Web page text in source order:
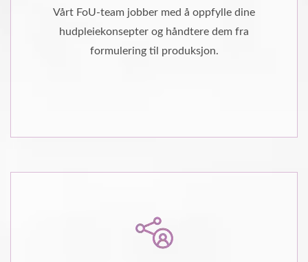
Vårt FoU-team jobber med å oppfylle dine
hudpleiekonsepter og håndtere dem fra
formulering til produksjon.